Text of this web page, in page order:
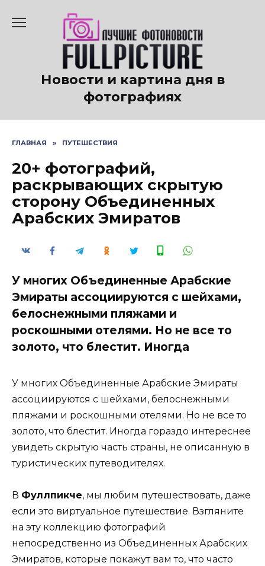
содержанию
Новости и картина дня в
фотографиях
ГЛАВНАЯ » ПУТЕШЕСТВИЯ
20+ фотографий,
раскрывающих скрытую
сторону Объединенных
Арабских Эмиратов
У многих Объединенные Арабские
Эмираты ассоциируются с шейхами,
белоснежными пляжами и
роскошными отелями. Но не все то
золото, что блестит. Иногда
У многих Объединенные Арабские Эмираты
ассоциируются с шейхами, белоснежными
пляжами и роскошными отелями. Но не все то
золото, что блестит. Иногда гораздо интереснее
увидеть скрытую часть страны, не описанную в
туристических путеводителях.
В Фуллпикче, мы любим путешествовать, даже
если это виртуальное путешествие. Взгляните
на эту коллекцию фотографий
непосредственно из Объединенных Арабских
Эмиратов, которые покажут вам то, что часто